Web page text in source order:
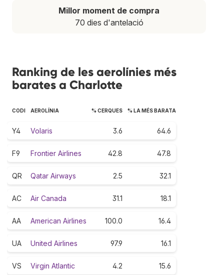
Millor moment de compra
70 dies d'antelació
Ranking de les aerolínies més
barates a Charlotte
CODI AEROLÍNIA % CERQUES % LA MÉS BARATA
Y4 Volaris 3.6 64.6
F9 Frontier Airlines 42.8 47.8
QR Qatar Airways 2.5 32.1
AC Air Canada 31.1 18.1
AA American Airlines 100.0 16.4
UA United Airlines 97.9 16.1
VS Virgin Atlantic 4.2 15.6